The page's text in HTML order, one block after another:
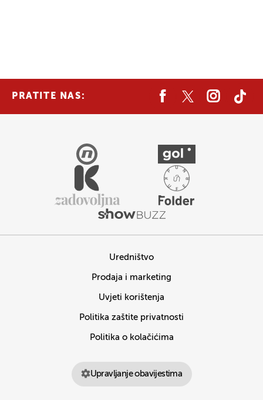
PRATITE NAS:
Uredništvo
Prodaja i marketing
Uvjeti korištenja
Politika zaštite privatnosti
Politika o kolačićima
Upravljanje obavijestima